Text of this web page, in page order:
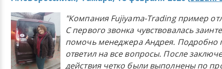
"Компания Fujiyama-Trading пример
С первого звонка чувствовалась
помочь менеджера Андрея. Подробно
ответил на все вопросы. После
действия четко были выполнены по